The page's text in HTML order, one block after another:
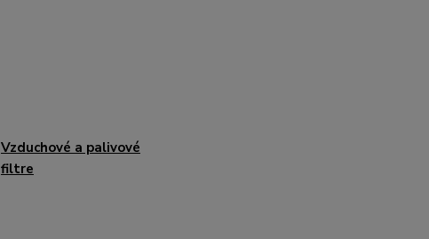
Vzduchové a palivové
filtre